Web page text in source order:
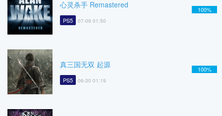
心灵杀手 Remastered
PS5 07-09 01:50
100%
真三国无双 起源
PS5 06-30 01:19
100%